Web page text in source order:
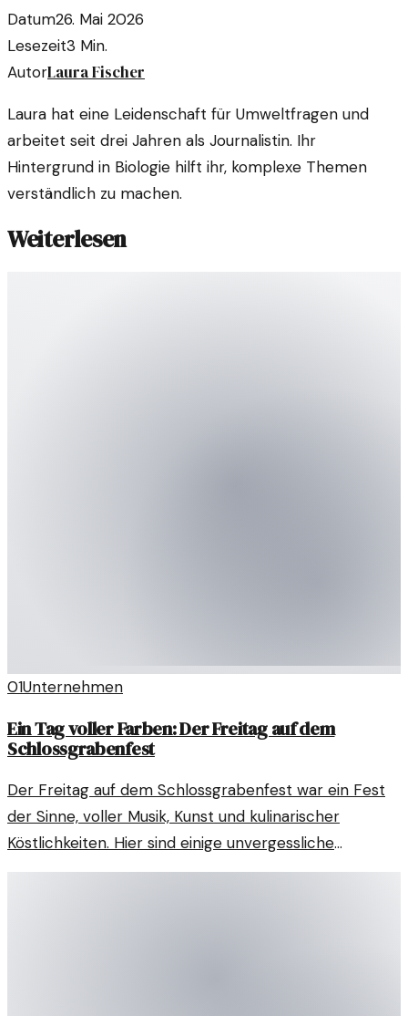
Datum26. Mai 2026
Lesezeit3 Min.
AutorLaura Fischer
Laura hat eine Leidenschaft für Umweltfragen und
arbeitet seit drei Jahren als Journalistin. Ihr
Hintergrund in Biologie hilft ihr, komplexe Themen
verständlich zu machen.
Weiterlesen
01Unternehmen
Ein Tag voller Farben: Der Freitag auf dem
Schlossgrabenfest
Der Freitag auf dem Schlossgrabenfest war ein Fest
der Sinne, voller Musik, Kunst und kulinarischer
Köstlichkeiten. Hier sind einige unvergessliche
Eindrücke dieses besonderen Tages.